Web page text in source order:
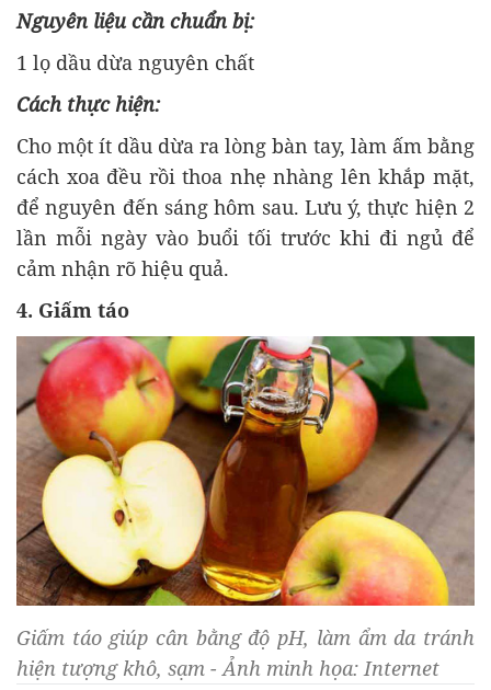
Nguyên liệu cần chuẩn bị:
1 lọ dầu dừa nguyên chất
Cách thực hiện:
Cho một ít dầu dừa ra lòng bàn tay, làm ấm bằng
cách xoa đều rồi thoa nhẹ nhàng lên khắp mặt,
để nguyên đến sáng hôm sau. Lưu ý, thực hiện 2
lần mỗi ngày vào buổi tối trước khi đi ngủ để
cảm nhận rõ hiệu quả.
4. Giấm táo
Giấm táo giúp cân bằng độ pH, làm ẩm da tránh
hiện tượng khô, sạm - Ảnh minh họa: Internet